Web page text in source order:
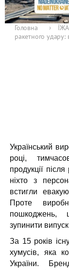
Головна › ЇЖА
ракетного
Український
році,
продукції
ніхто з
встигли
Проте
пошкоджень,
зупинити
За 15 років
хумусів, яка
України.